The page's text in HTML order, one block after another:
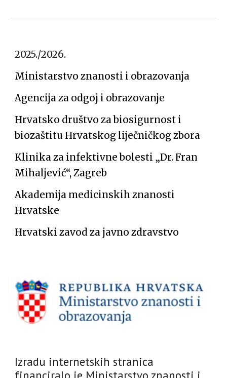
2025./2026.
Ministarstvo znanosti i obrazovanja
Agencija za odgoj i obrazovanje
Hrvatsko društvo za biosigurnost i
biozaštitu Hrvatskog liječničkog zbora
Klinika za infektivne bolesti „Dr. Fran
Mihaljević“, Zagreb
Akademija medicinskih znanosti
Hrvatske
Hrvatski zavod za javno zdravstvo
Izradu internetskih stranica
financiralo je Ministarstvo znanosti i